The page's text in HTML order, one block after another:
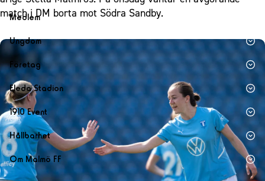
Årskort herr
Mitt MFF
Biljetter till bortamatcher
Biljettvillkor
Lag
Spelare
Ledarstab
Damlaget
Spelare
Ledarstab
Medlem
Medlemskap i Malmö FF
Årsmöte 2026
Ungdom
MFF Ungdom
Sommarfotboll
Skånecupen
Fotbollsskolan
Fotbollsnätverket
P19
F19
Företag
Bli företagspartner
Nätverket
Klubbstolar
Partner dam
Eleda Stadion
Eleda Stadion
Erics Bar & Restaurang
Matchdag på Eleda Stadion
MFF-museet & rundvandringar
1910 Event
1910 Event
Fest & Event
Konferens
Hållbarhet
Hållbarhet
Himmelsblå framtid – en match för miljön
Om Malmö FF
Om Malmö FF
match i DM borta mot Södra Sandby.